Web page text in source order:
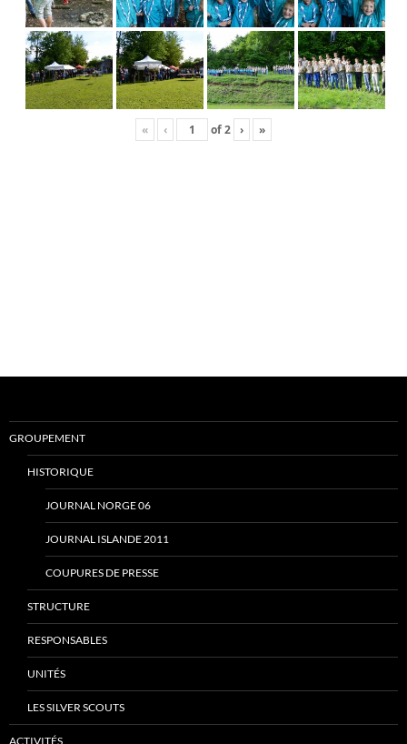
« ‹ of2 › »
GROUPEMENT
HISTORIQUE
JOURNAL NORGE 06
JOURNAL ISLANDE 2011
COUPURES DE PRESSE
STRUCTURE
RESPONSABLES
UNITÉS
LES SILVER SCOUTS
ACTIVITÉS